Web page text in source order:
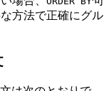
方法で正確にグル